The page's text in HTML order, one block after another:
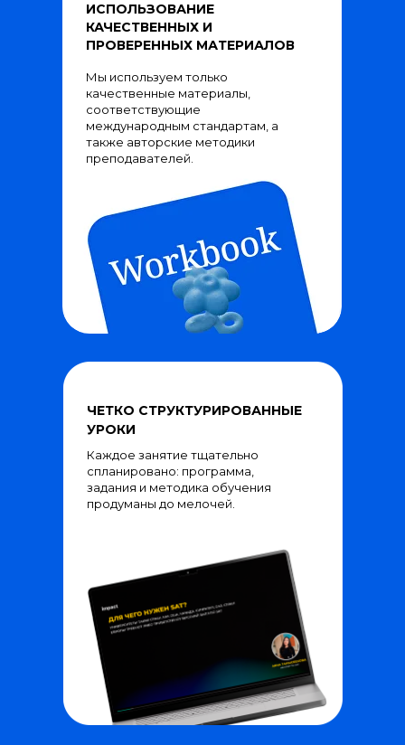
ИСПОЛЬЗОВАНИЕ
КАЧЕСТВЕННЫХ И
ПРОВЕРЕННЫХ МАТЕРИАЛОВ
Мы используем только
качественные материалы,
соответствующие
международным стандартам, а
также авторские методики
преподавателей.
ЧЕТКО СТРУКТУРИРОВАННЫЕ
УРОКИ
Каждое занятие тщательно
спланировано: программа,
задания и методика обучения
продуманы до мелочей.